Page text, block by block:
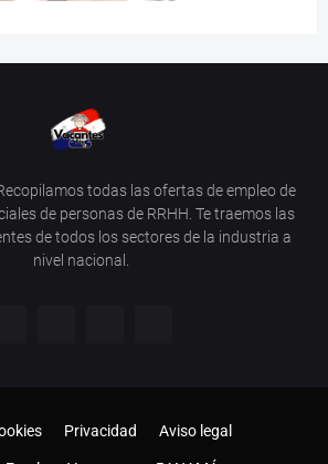
todas las ofertas de empleo de
de personas de RRHH. Te traemos las
de todos los sectores de la industria a
nivel nacional.
Privacidad Aviso legal